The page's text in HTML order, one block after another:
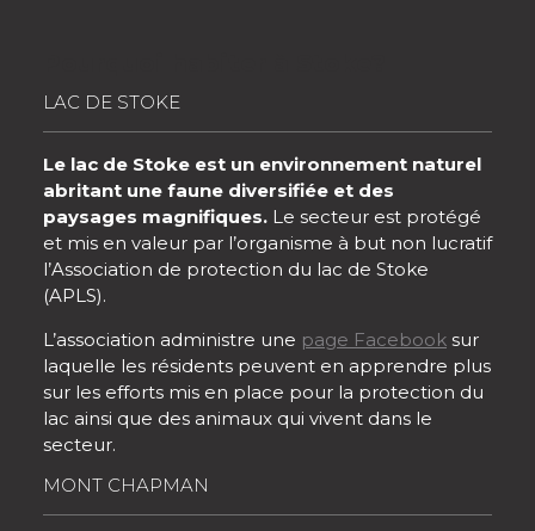
LAC DE STOKE
Le lac de Stoke est un environnement naturel
abritant une faune diversifiée et des
paysages magnifiques. Le secteur est protégé
et mis en valeur par l’organisme à but non lucratif
l’Association de protection du lac de Stoke
(APLS).
L’association administre une page Facebook sur
laquelle les résidents peuvent en apprendre plus
sur les efforts mis en place pour la protection du
lac ainsi que des animaux qui vivent dans le
secteur.
MONT CHAPMAN